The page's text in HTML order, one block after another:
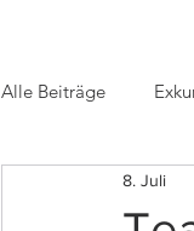
Alle Beiträge
Reviews8. Juli